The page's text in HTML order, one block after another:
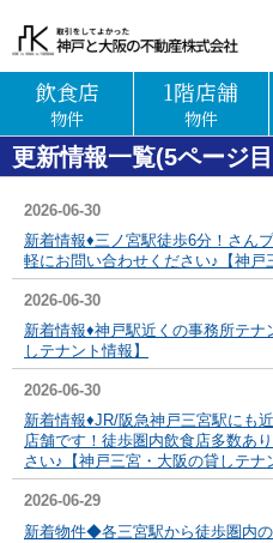
飲食店
物件
1階店舗
物件
更新情報一覧(5ページ
2026-06-30
新着情報♦三ノ宮駅徒歩6分！さん
軽にお問い合わせください♪【神戸
2026-06-30
新着情報♦神戸駅近くの事務所テ
しテナント情報】
2026-06-30
新着情報♦JR/阪急神戸三宮駅にも
店舗です！徒歩圏内飲食店多数あ
さい♪【神戸三宮・大阪の貸しテナ
2026-06-29
新着物件◆各三宮駅から徒歩圏内